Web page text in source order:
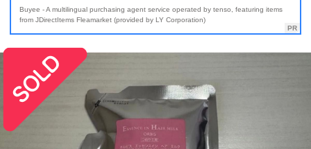
Buyee - A multilingual purchasing agent service operated by tenso, featuring items
from JDirectItems Fleamarket (provided by LY Corporation)